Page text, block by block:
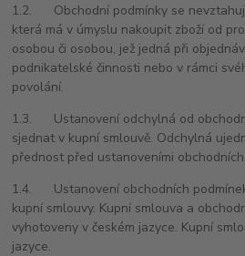
1.2. Obchodní podmínky se
která má v úmyslu nakoupit zboží od
osobou či osobou, jež jedná při
podnikatelské činnosti nebo v rámci
povolání.
1.3. Ustanovení odchylná od
sjednat v kupní smlouvě. Odchylná
přednost před ustanoveními
1.4. Ustanovení obchodních
kupní smlouvy. Kupní smlouva a
vyhotoveny v českém jazyce. Kupní
jazyce.